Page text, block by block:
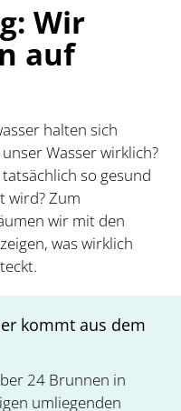
Wir
auf
halten sich
Wasser wirklich?
so gesund
wird? Zum
wir mit den
was wirklich
kommt aus dem
24 Brunnen in
umliegenden